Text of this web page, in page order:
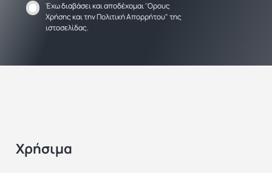
Έχω διαβάσει και αποδέχομαι'Όρους
Χρήσηςκαι τηνΠολιτική Απορρήτου" της
ιστοσελίδας.
Χρήσιμα